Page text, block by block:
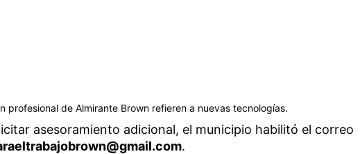
profesional de Almirante Brown refieren a nuevas tecnologías.
asesoramiento adicional, el municipio habilitó el correo
.